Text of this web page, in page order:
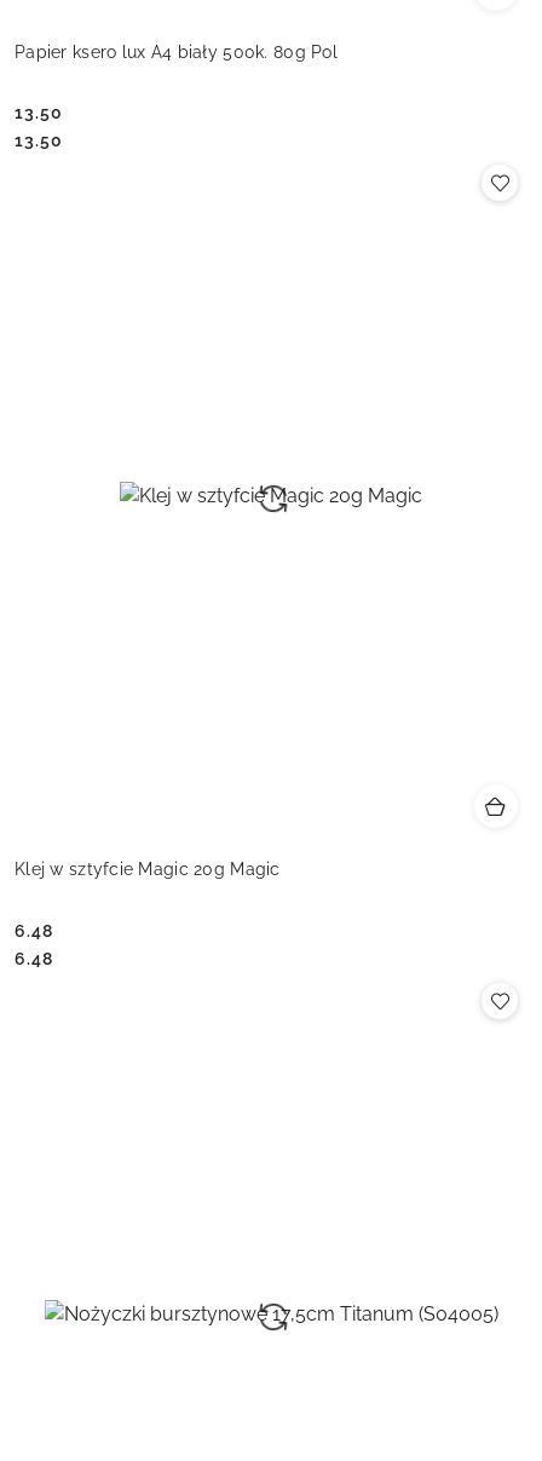
Papier ksero lux A4 biały 500k. 80g Pol
Cena:
13.50
Cena:
13.50
Klej w sztyfcie Magic 20g Magic
Cena:
6.48
Cena:
6.48